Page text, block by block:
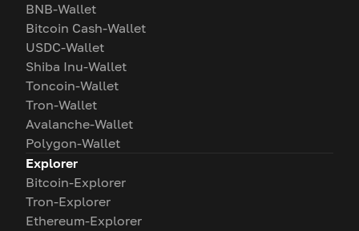
BNB-Wallet
Bitcoin Cash-Wallet
USDC-Wallet
Shiba Inu-Wallet
Toncoin-Wallet
Tron-Wallet
Avalanche-Wallet
Polygon-Wallet
Explorer
Bitcoin-Explorer
Tron-Explorer
Ethereum-Explorer